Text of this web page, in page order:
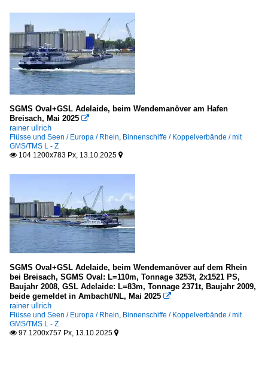
SGMS Oval+GSL Adelaide, beim Wendemanöver am Hafen
Breisach, Mai 2025 
rainer ullrich
Flüsse und Seen / Europa / Rhein Binnenschiffe / Koppelverbände / mit
GMS/TMS L - Z
 104 1200x783 Px, 13.10.2025 
SGMS Oval+GSL Adelaide, beim Wendemanöver auf dem Rhein
bei Breisach, SGMS Oval: L=110m, Tonnage 3253t, 2x1521 PS,
Baujahr 2008, GSL Adelaide: L=83m, Tonnage 2371t, Baujahr 2009,
beide gemeldet in Ambacht/NL, Mai 2025 
rainer ullrich
Flüsse und Seen / Europa / Rhein Binnenschiffe / Koppelverbände / mit
GMS/TMS L - Z
 97 1200x757 Px, 13.10.2025 